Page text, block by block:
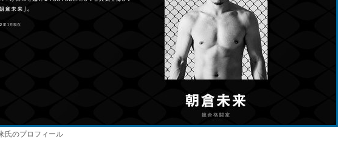
氏のプロフィール